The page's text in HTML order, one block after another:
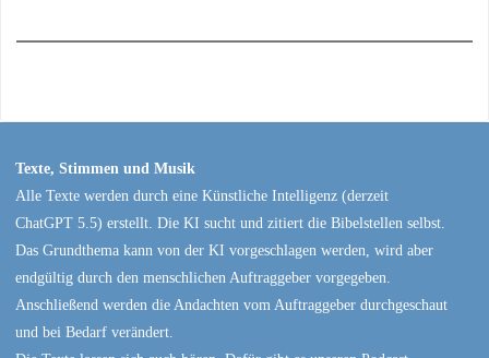
Texte, Stimmen und Musik
Alle Texte werden durch eine Künstliche Intelligenz (derzeit
ChatGPT 5.5) erstellt. Die KI sucht und zitiert die Bibelstellen selbst.
Das Grundthema kann von der KI vorgeschlagen werden, wird aber
endgültig durch den menschlichen Auftraggeber vorgegeben.
Anschließend werden die Andachten vom Auftraggeber durchgeschaut
und bei Bedarf verändert.